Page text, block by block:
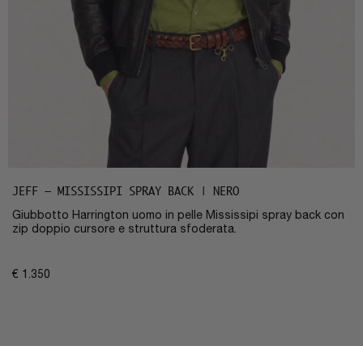
JEFF – MISSISSIPI SPRAY BACK | NERO
Giubbotto Harrington uomo in pelle Mississipi spray back con
zip doppio cursore e struttura sfoderata.
€ 1.350